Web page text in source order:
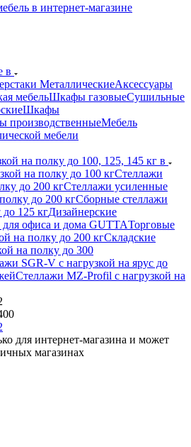
в интернет-магазине
в
МеталлическиеАксессуары
мебельШкафы газовыеСушильные
Шкафы
производственныеМебель
мебели
на полку до 100, 125, 145 кг в
на полку до 100 кгСтеллажи
до 200 кгСтеллажи усиленные
до 200 кгСборные стеллажи
125 кгДизайнерские
для офиса и дома GUTTAТорговые
на полку до 200 кгСкладские
на полку до 300
SGR-V с нагрузкой на ярус до
Стеллажи MZ-Profil с нагрузкой на
для интернет-магазина и может
магазинах